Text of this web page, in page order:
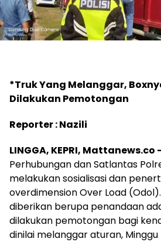
*Truk Yang Melanggar,
Dilakukan Pemotongan
Reporter : Nazili
LINGGA, KEPRI, Mattanews.co
Perhubungan dan Satlantas
melakukan sosialisasi dan
overdimension Over Load
diberikan berupa penandaan
dilakukan pemotongan bagi
dinilai melanggar aturan,